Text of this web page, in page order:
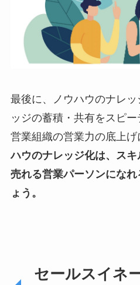
最後に、ノウハウのナレ
ッジの蓄積・共有をスピー
営業組織の営業力の底上げ
ハウのナレッジ化は、ス
売れる営業パーソンにな
ょう。
セールスイネ